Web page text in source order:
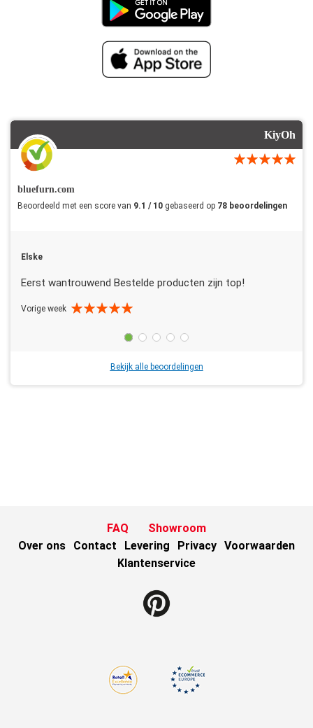
KiyOh
bluefurn.com
Beoordeeld met een score van 9.1 / 10 gebaseerd op 78 beoordelingen
Elske
Eerst wantrouwend Bestelde producten zijn top!
Vorige week
Bekijk alle beoordelingen
FAQ
Showroom
Over ons
Contact Levering Privacy Voorwaarden
Klantenservice